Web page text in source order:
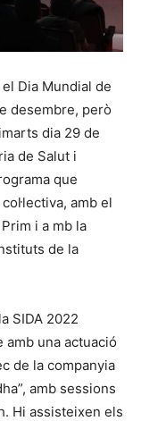
Dia Mundial de
desembre, però
dia 29 de
de Salut i
que
amb el
i a mb la
de la
SIDA 2022
una actuació
de la companyia
amb sessions
Hi assisteixen els